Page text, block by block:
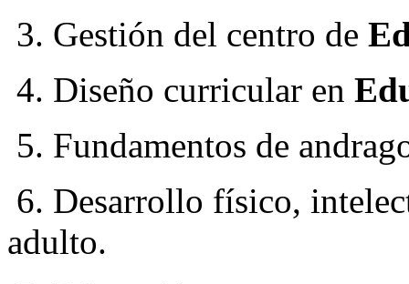
3. Gestión del centro de
4. Diseño curricular en
5. Fundamentos de
6. Desarrollo físico,
adulto.